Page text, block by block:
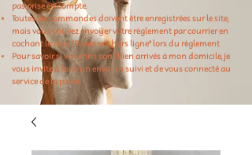
pas prise en compte.
Toutes les commandes doivent être enregistrées sur le site,
mais vous pouvez envoyer votre règlement par courrier en
cochant la case "Paiement hors ligne" lors du règlement
Pour savoir si vos crins sont bien arrivés à mon domicile, je
vous invite à faire un envoi en suivi et de vous connecté au
service de la poste.